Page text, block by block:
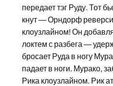
передает тэг Руду. Тот
кнут — Орндорф
клоузлайном! Он
локтем с разбега —
бросает Руда в ногу
падает в ноги. Мурако,
Рика клоузлайном. Рик